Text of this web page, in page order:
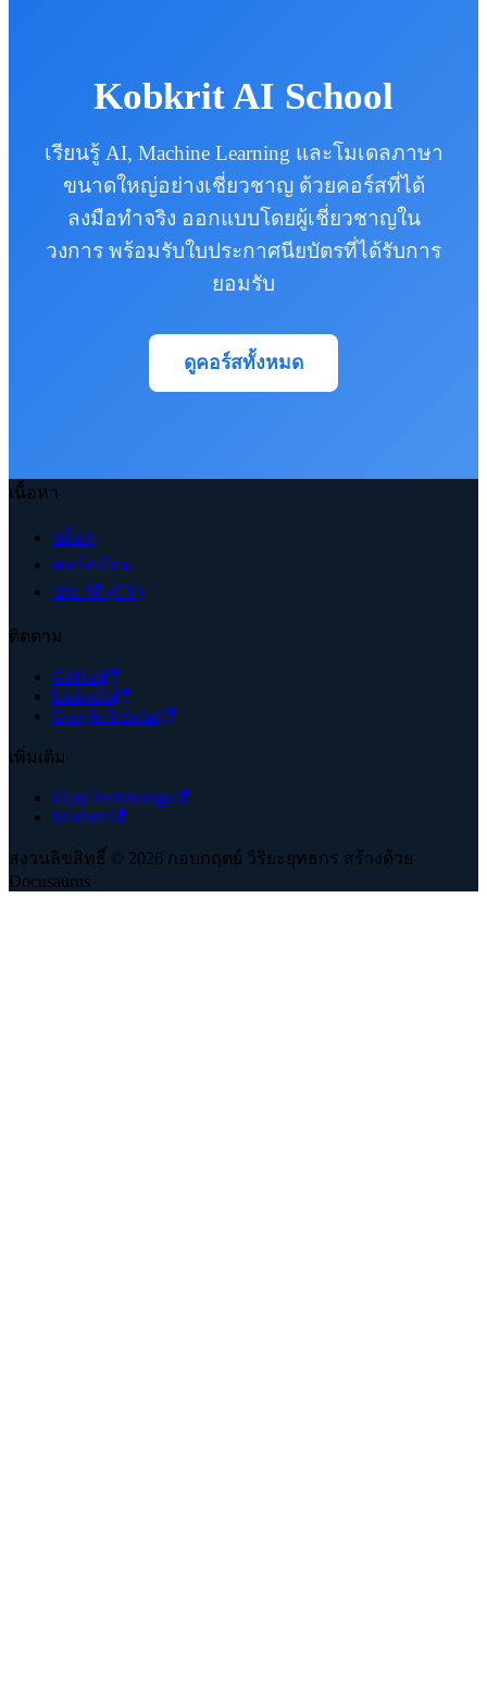
Kobkrit AI School
เรียนรู้ AI, Machine Learning และโมเดลภาษา
ขนาดใหญ่อย่างเชี่ยวชาญ ด้วยคอร์สที่ได้
ลงมือทำจริง ออกแบบโดยผู้เชี่ยวชาญใน
วงการ พร้อมรับใบประกาศนียบัตรที่ได้รับการ
ยอมรับ
ดูคอร์สทั้งหมด
เนื้อหา
บล็อก
คอร์สเรียน
ประวัติ (CV)
ติดตาม
GitHub
LinkedIn
Google Scholar
เพิ่มเติม
iApp Technology
Medium
สงวนลิขสิทธิ์ © 2026 กอบกฤตย์ วิริยะยุทธกร สร้างด้วย
Docusaurus